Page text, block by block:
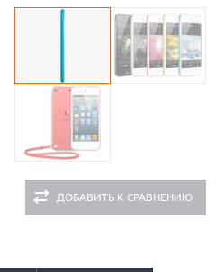
ДОБАВИТЬ К СРАВНЕНИЮ